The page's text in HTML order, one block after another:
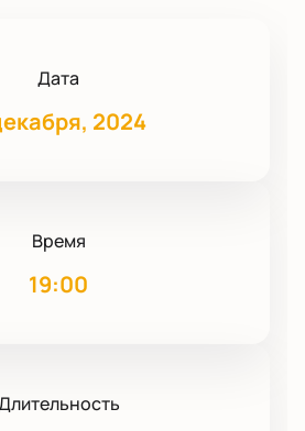
Дата
2024
Время
19:00